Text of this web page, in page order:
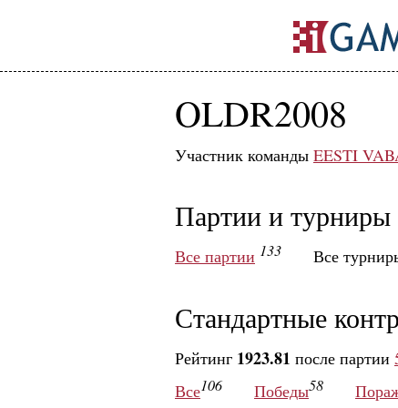
OLDR2008
Участник команды EESTI
Партии и турниры
Все партии 133 Все
Стандартные
Рейтинг 1923.81 после партии
Все106 Победы58